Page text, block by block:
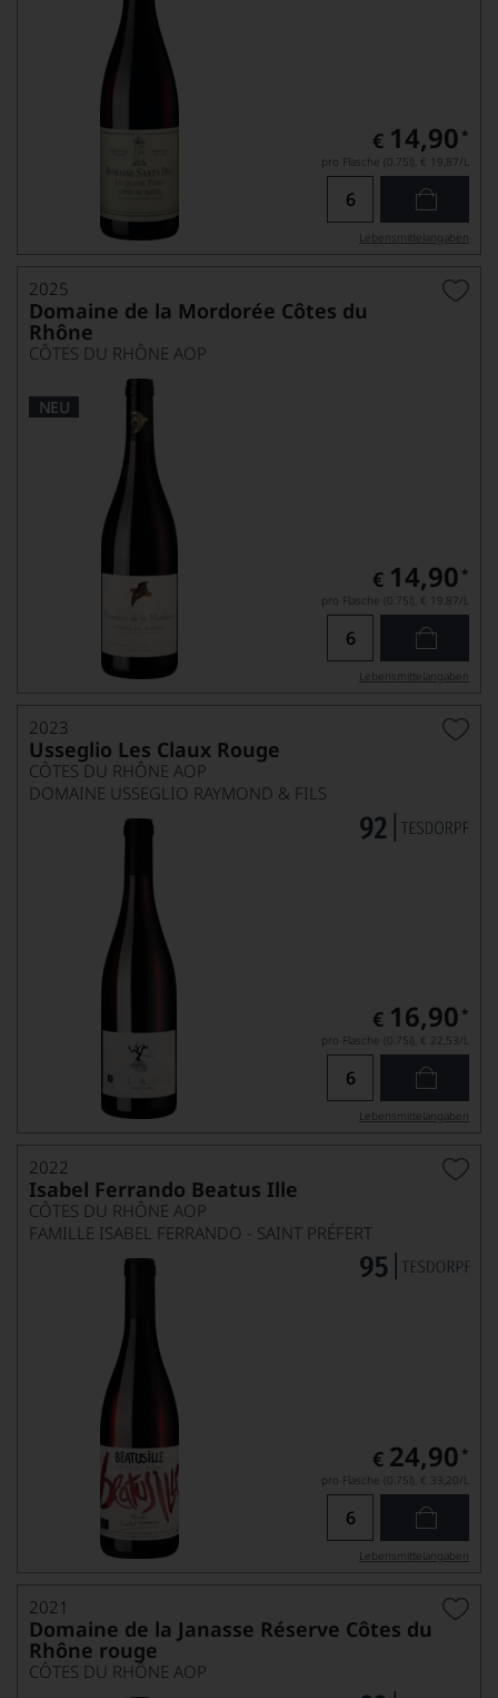
€ 14,90 *
pro Flasche (0.75l), € 19,87/L
Lebensmittel­angaben
2025
Domaine de la Mordorée Côtes du
Rhône
CÔTES DU RHÔNE AOP
NEU
€ 14,90 *
pro Flasche (0.75l), € 19,87/L
Lebensmittel­angaben
2023
Usseglio Les Claux Rouge
CÔTES DU RHÔNE AOP
DOMAINE USSEGLIO RAYMOND & FILS
€ 16,90 *
pro Flasche (0.75l), € 22,53/L
Lebensmittel­angaben
2022
Isabel Ferrando Beatus Ille
CÔTES DU RHÔNE AOP
FAMILLE ISABEL FERRANDO - SAINT PRÉFERT
€ 24,90 *
pro Flasche (0.75l), € 33,20/L
Lebensmittel­angaben
2021
Domaine de la Janasse Réserve Côtes du
Rhône rouge
CÔTES DU RHÔNE AOP